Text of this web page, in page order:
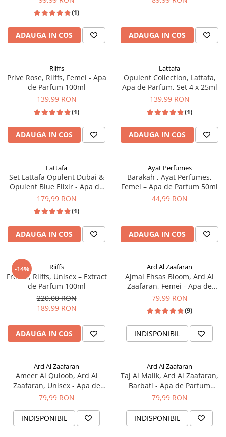
(1)
ADAUGA IN COS ADAUGA IN COS
Riiffs
Prive Rose, Riiffs, Femei - Apa
de Parfum 100ml
139,99 RON
(1)
ADAUGA IN COS
Lattafa
Opulent Collection, Lattafa,
Apa de Parfum, Set 4 x 25ml
139,99 RON
(1)
ADAUGA IN COS
Lattafa
Set Lattafa Opulent Dubai &
Opulent Blue Elixir - Apa de
Parfum 2 x 100ml
179,99 RON
(1)
ADAUGA IN COS
Ayat Perfumes
Barakah , Ayat Perfumes,
Femei – Apa de Parfum 50ml
44,99 RON
ADAUGA IN COS
-14% Riiffs
Freeze, Riiffs, Unisex – Extract
de Parfum 100ml
220,00 RON
189,99 RON
ADAUGA IN COS
Ard Al Zaafaran
Ajmal Ehsas Bloom, Ard Al
Zaafaran, Femei - Apa de
Parfum 100ml
79,99 RON
(9)
INDISPONIBIL
Ard Al Zaafaran
Ameer Al Quloob, Ard Al
Zaafaran, Unisex - Apa de
Parfum 100ml
79,99 RON
INDISPONIBIL
Ard Al Zaafaran
Taj Al Malik, Ard Al Zaafaran,
Barbati - Apa de Parfum
100ml
79,99 RON
INDISPONIBIL